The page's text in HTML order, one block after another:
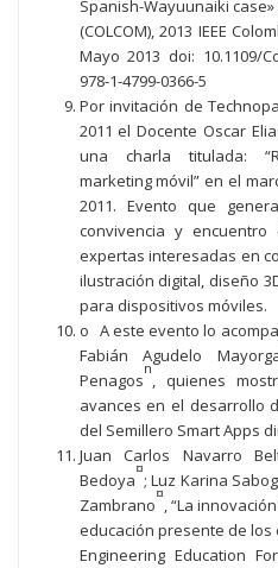
Spanish-Wayuunaiki
(COLCOM), 2013 IEEE
Mayo 2013 doi: 10.1109/
978-1-4799-0366-5
Por invitación de
2011 el Docente Oscar
una charla titulada:
marketing móvil” en el
2011. Evento que
convivencia y
expertas interesadas en
ilustración digital, diseño
para dispositivos móviles.
o A este evento lo
Fabián Agudelo
Penagos
n
, quienes
avances en el desarrollo
del Semillero Smart Apps
Juan Carlos Navarro
Bedoya
¤
; Luz Karina
Zambrano
¤
, “La
educación presente de
Engineering Education